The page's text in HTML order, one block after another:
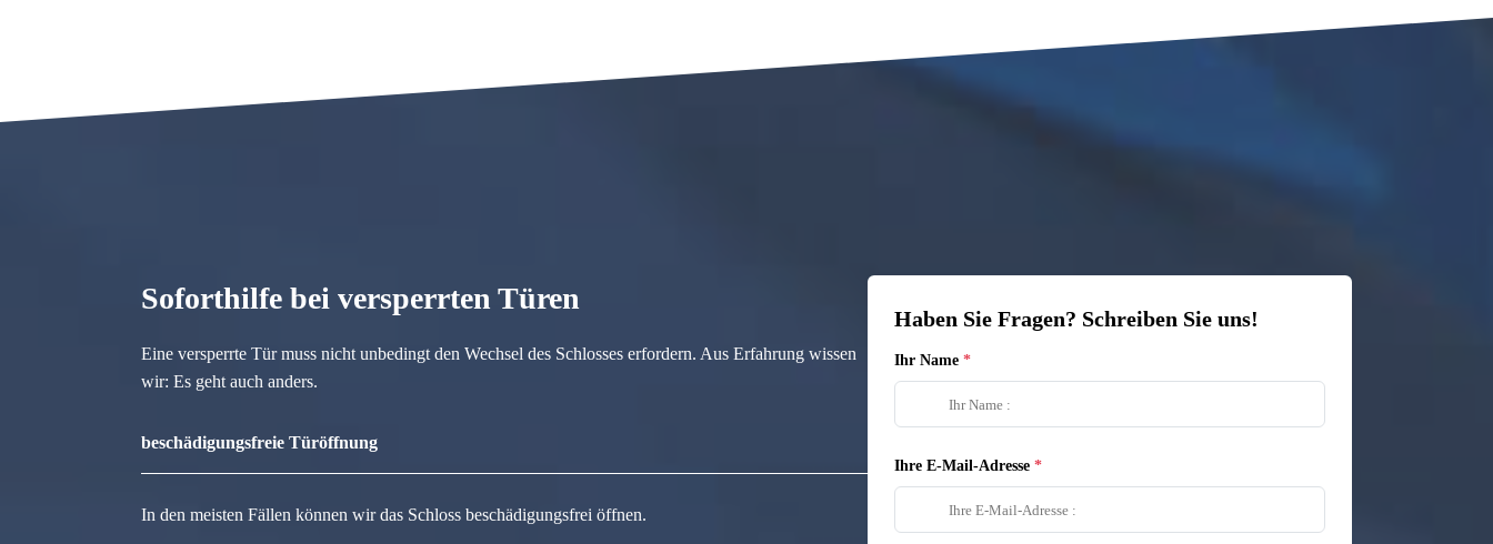
Soforthilfe bei versperrten Türen
Eine versperrte Tür muss nicht unbedingt den Wechsel des Schlosses erfordern. Aus Erfahrung wissen
wir: Es geht auch anders.
beschädigungsfreie Türöffnung
In den meisten Fällen können wir das Schloss beschädigungsfrei öffnen.
Haben Sie Fragen? Schreiben Sie uns!
Ihr Name
Ihre E-Mail-Adresse